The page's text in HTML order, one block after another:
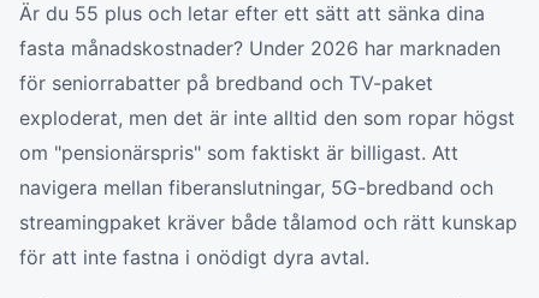
Är du 55 plus och letar efter ett sätt att sänka dina
fasta månadskostnader? Under 2026 har marknaden
för seniorrabatter på bredband och TV-paket
exploderat, men det är inte alltid den som ropar högst
om "pensionärspris" som faktiskt är billigast. Att
navigera mellan fiberanslutningar, 5G-bredband och
streamingpaket kräver både tålamod och rätt kunskap
för att inte fastna i onödigt dyra avtal.